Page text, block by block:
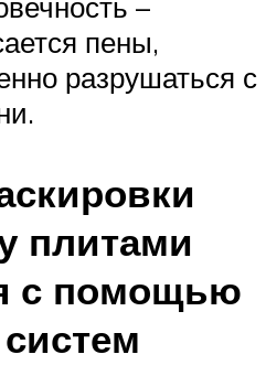
пены,
разрушаться с
плитами
с помощью